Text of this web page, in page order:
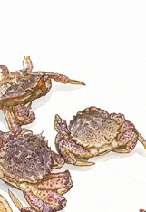
#食の宝庫あおもり